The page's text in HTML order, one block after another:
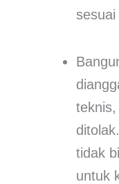
tidak
untuk